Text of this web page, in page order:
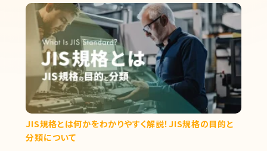
JIS規格とは何かをわかりやすく解説！JIS規格の目的と
分類について